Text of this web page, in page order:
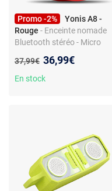
Promo -2%
Yonis A8 -
Rouge - Enceinte nomade
Bluetooth stéréo - Micro
TF - Entrée AUX - Autonomie
10 h - Commandes tactiles
Ancien prix :
37,99€ Nouveau prix :
36,99€
En stock